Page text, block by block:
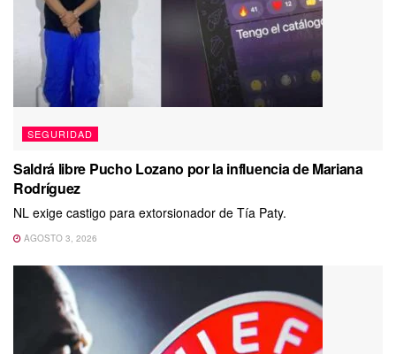
SEGURIDAD
Saldrá libre Pucho Lozano por la influencia de Mariana
Rodríguez
NL exige castigo para extorsionador de Tía Paty.
AGOSTO 3, 2026